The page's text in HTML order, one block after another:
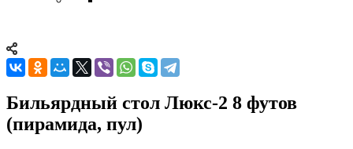
Бильярдный стол Люкс-2 8 футов
(пирамида, пул)